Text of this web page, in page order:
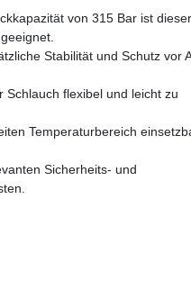
von 315 Bar ist dieser
Stabilität und Schutz vor
flexibel und leicht zu
Temperaturbereich
Sicherheits- und